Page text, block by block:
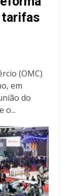
tarifas
(OMC)
em
do
o...